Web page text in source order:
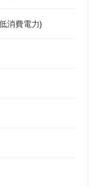
消費電力)